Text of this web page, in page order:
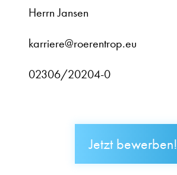
Herrn Jansen
karriere@roerentrop.eu
02306/20204-0
Jetzt bewerben!